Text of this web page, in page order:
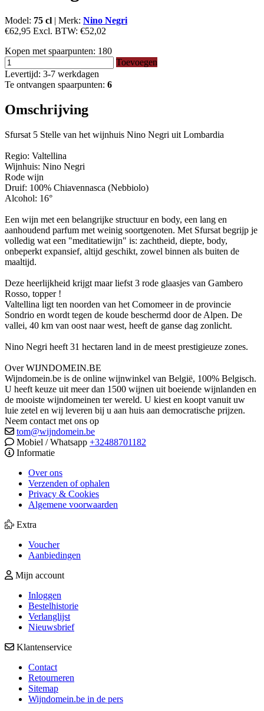
Model: 75 cl | Merk: Nino Negri
€62,95 Excl. BTW: €52,02
Kopen met spaarpunten: 180
Toevoegen
Levertijd: 3-7 werkdagen
Te ontvangen spaarpunten: 6
Omschrijving
Sfursat 5 Stelle van het wijnhuis Nino Negri uit Lombardia
Regio: Valtellina
Wijnhuis: Nino Negri
Rode wijn
Druif: 100% Chiavennasca (Nebbiolo)
Alcohol: 16°
Een wijn met een belangrijke structuur en body, een lang en
aanhoudend parfum met weinig soortgenoten. Met Sfursat begrijp je
volledig wat een "meditatiewijn" is: zachtheid, diepte, body,
onbeperkt expansief, altijd geschikt, zowel binnen als buiten de
maaltijd.
Deze heerlijkheid krijgt maar liefst 3 rode glaasjes van Gambero
Rosso, topper !
Valtellina ligt ten noorden van het Comomeer in de provincie
Sondrio en wordt tegen de koude beschermd door de Alpen. De
vallei, 40 km van oost naar west, heeft de ganse dag zonlicht.
Nino Negri heeft 31 hectaren land in de meest prestigieuze zones.
Over WIJNDOMEIN.BE
Wijndomein.be is de online wijnwinkel van België, 100% Belgisch.
U heeft keuze uit meer dan 1500 wijnen uit boeiende wijnlanden en
de mooiste wijndomeinen ter wereld. U kiest en koopt vanuit uw
luie zetel en wij leveren bij u aan huis aan democratische prijzen.
Neem contact met ons op
tom@wijndomein.be
Mobiel / Whatsapp +32488701182
Informatie
Over ons
Verzenden of ophalen
Privacy & Cookies
Algemene voorwaarden
Extra
Voucher
Aanbiedingen
Mijn account
Inloggen
Bestelhistorie
Verlanglijst
Nieuwsbrief
Klantenservice
Contact
Retourneren
Sitemap
Wijndomein.be in de pers